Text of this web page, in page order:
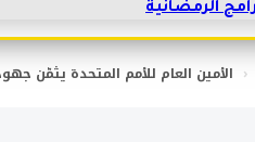
الرمضانية
‹ الأمين العام للأمم المتحدة يثمّن